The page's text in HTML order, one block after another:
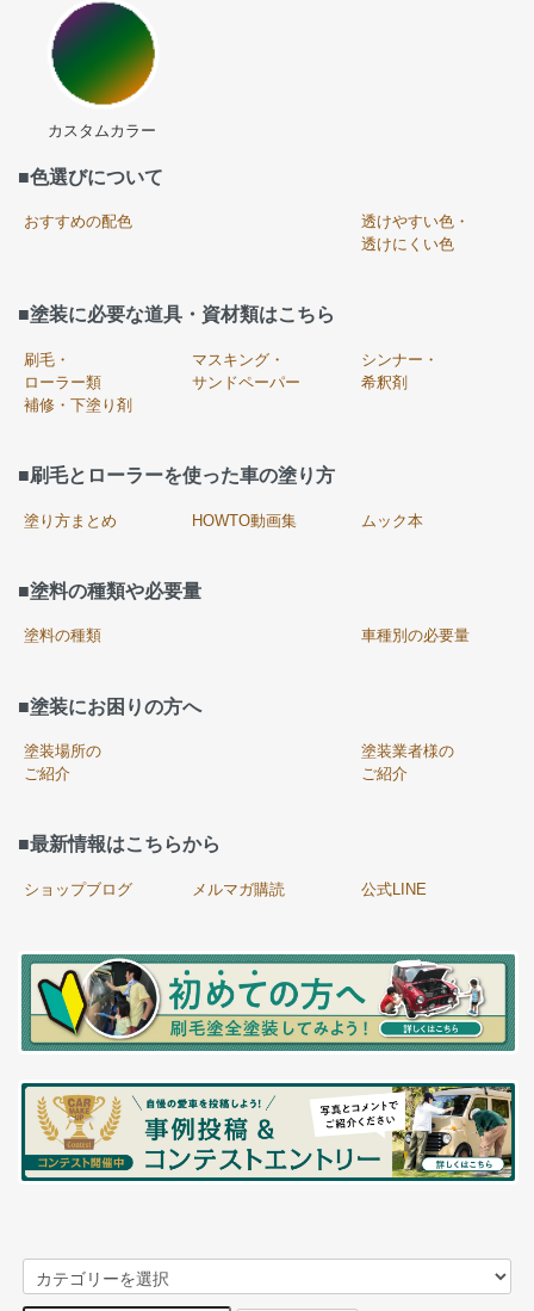
カスタムカラー
■色選びについて
おすすめの配色
透けやすい色・
透けにくい色
■塗装に必要な道具・資材類はこちら
刷毛・
ローラー類
マスキング・
サンドペーパー
シンナー・
希釈剤
補修・下塗り剤
■刷毛とローラーを使った車の塗り方
塗り方まとめ HOWTO動画集 ムック本
■塗料の種類や必要量
塗料の種類 車種別の必要量
■塗装にお困りの方へ
塗装場所の
ご紹介
塗装業者様の
ご紹介
■最新情報はこちらから
ショップブログ メルマガ購読 公式LINE